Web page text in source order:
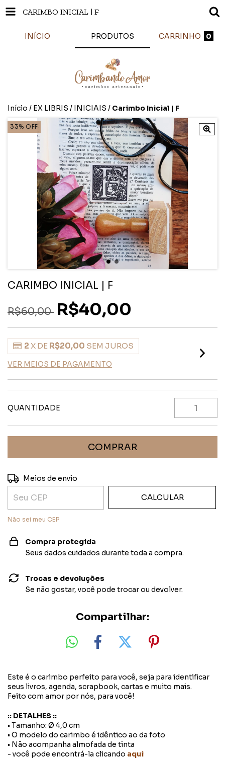
CARIMBO INICIAL | F
INÍCIO PRODUTOS CARRINHO 0
Início / EX LIBRIS / INICIAIS / Carimbo Inicial | F
33% OFF
CARIMBO INICIAL | F
R$60,00 R$40,00
2 X DE R$20,00 SEM JUROS
VER MEIOS DE PAGAMENTO
QUANTIDADE
Entregas para o CEP:
Meios de envio
CALCULAR
Não sei meu CEP
Compra protegida
Seus dados cuidados durante toda a compra.
Trocas e devoluções
Se não gostar, você pode trocar ou devolver.
Compartilhar:
Este é o carimbo perfeito para você, seja para identificar
seus livros, agenda, scrapbook, cartas e muito mais.
Feito com amor por nós, para você!
:: DETALHES ::
• Tamanho: Ø 4,0 cm
• O modelo do carimbo é idêntico ao da foto
• Não acompanha almofada de tinta
- você pode encontrá-la clicando aqui